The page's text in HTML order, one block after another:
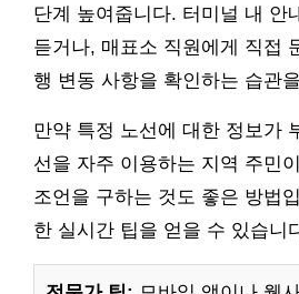
단계 높여줍니다. 터미널 내 안
듣거나, 매표소 직원에게 직접
행 변동 사항을 확인하는 습관
만약 특정 노선에 대한 정보가
선을 자주 이용하는 지역 주민
조언을 구하는 것도 좋은 방법
한 실시간 팁을 얻을 수 있습니